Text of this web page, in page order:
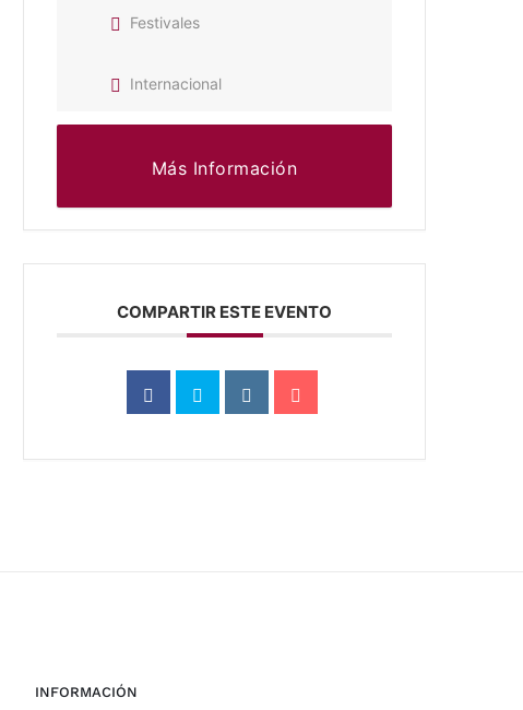
Festivales
Internacional
Más Información
COMPARTIR ESTE EVENTO
INFORMACIÓN